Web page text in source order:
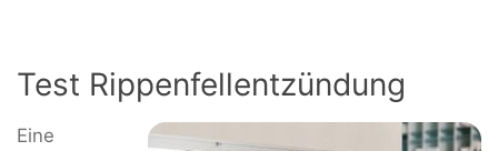
Test Rippenfellentzündung
Eine